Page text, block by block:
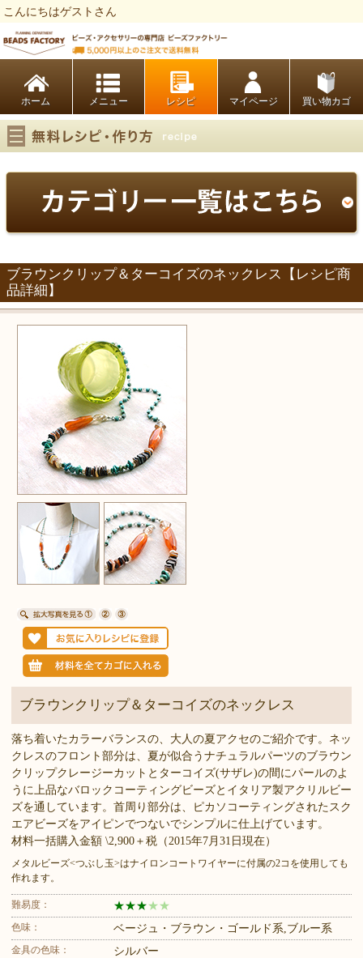
こんにちはゲストさん
ホーム レシピ マイページ 買い物カゴ
ブラウンクリップ＆ターコイズのネックレス【レシピ商
品詳細】
ブラウンクリップ＆ターコイズのネックレス
落ち着いたカラーバランスの、大人の夏アクセのご紹介です。ネッ
クレスのフロント部分は、夏が似合うナチュラルパーツのブラウン
クリップクレージーカットとターコイズ(サザレ)の間にパールのよ
うに上品なバロックコーティングビーズとイタリア製アクリルビー
ズを通しています。首周り部分は、ピカソコーティングされたスク
エアビーズをアイピンでつないでシンプルに仕上げています。
材料一括購入金額 \2,900＋税（2015年7月31日現在）
メタルビーズ<つぶし玉>はナイロンコートワイヤーに付属の2コを使用しても
作れます。
難易度： ★★★ ★ ★
色味： ベージュ・ブラウン・ゴールド系,ブルー系
金具の色味： シルバー